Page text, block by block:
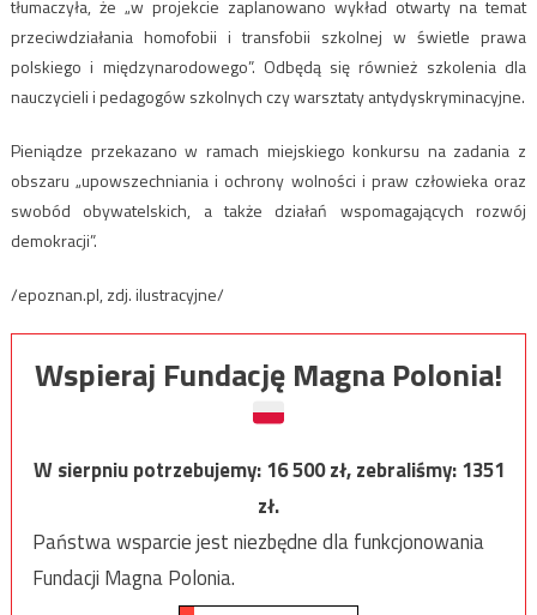
tłumaczyła, że „w projekcie zaplanowano wykład otwarty na temat
przeciwdziałania homofobii i transfobii szkolnej w świetle prawa
polskiego i międzynarodowego”. Odbędą się również szkolenia dla
nauczycieli i pedagogów szkolnych czy warsztaty antydyskryminacyjne.
Pieniądze przekazano w ramach miejskiego konkursu na zadania z
obszaru „upowszechniania i ochrony wolności i praw człowieka oraz
swobód obywatelskich, a także działań wspomagających rozwój
demokracji”.
/epoznan.pl, zdj. ilustracyjne/
Wspieraj Fundację Magna Polonia!
W sierpniu potrzebujemy:16 500zł, zebraliśmy:1351
zł.
Państwa wsparcie jest niezbędne dla funkcjonowania
Fundacji Magna Polonia.